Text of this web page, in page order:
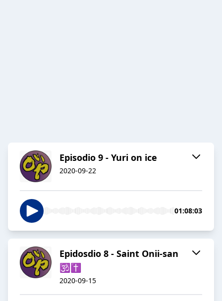
Episodio 9 - Yuri on ice
2020-09-22
01:08:03
Epidosdio 8 - Saint Onii-san
🕉️✝️
2020-09-15